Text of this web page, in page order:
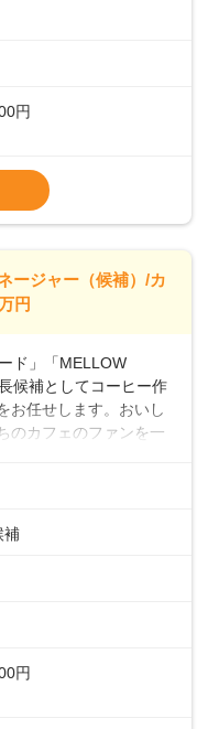
おり、チームワークも
です。「カフェの接
売上・シフト・在庫
いきますので、無理の
らにマネージャーへの
円
給21万4000～27万
上、決定します。
種手当あり
給26万7500円
長職：年収410万円／
ージャー（候補）/カ
円
ド」「MELLOW
候補としてコーヒー作
お任せします。おいし
のカフェのファンを一
案内、レジ対応軽食
ヒーの知識から接客マ
おり、チームワークも
です。「カフェの接
売上・シフト・在庫
補
円